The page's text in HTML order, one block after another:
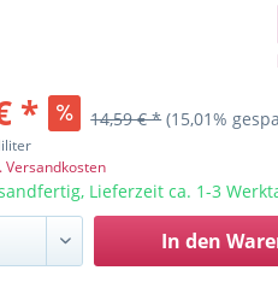
* 14,59 € * (15,01%
Versandkosten
Lieferzeit ca. 1-3
In den